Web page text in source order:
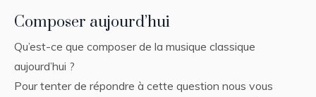
Composer aujourd’hui
Qu’est-ce que composer de la musique classique
aujourd’hui ?
Pour tenter de répondre à cette question nous vous